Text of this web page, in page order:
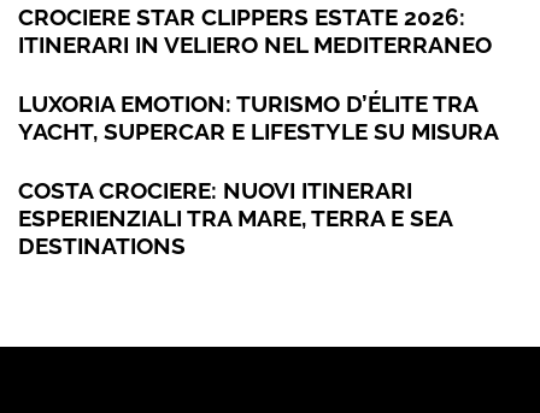
CROCIERE STAR CLIPPERS ESTATE 2026:
ITINERARI IN VELIERO NEL MEDITERRANEO
LUXORIA EMOTION: TURISMO D’ÉLITE TRA
YACHT, SUPERCAR E LIFESTYLE SU MISURA
COSTA CROCIERE: NUOVI ITINERARI
ESPERIENZIALI TRA MARE, TERRA E SEA
DESTINATIONS